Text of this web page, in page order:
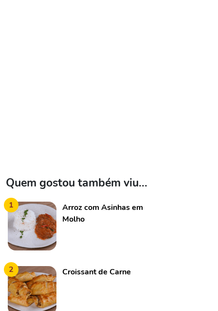
Quem gostou também viu...
1
Arroz com Asinhas em
Molho
2 Croissant de Carne